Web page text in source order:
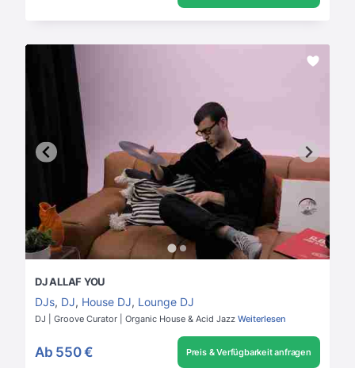
DJ ALLAF YOU
DJs, DJ, House DJ, Lounge DJ
DJ | Groove Curator | Organic House & Acid Jazz Weiterlesen
Ab 550 € Preis & Verfügbarkeit anfragen